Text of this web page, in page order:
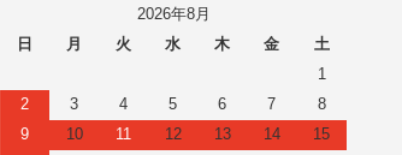
2026年8月
日
月 火 水 木 金
土
1
2
3 4 5 6 7
8
9
10 11 12 13 14
15